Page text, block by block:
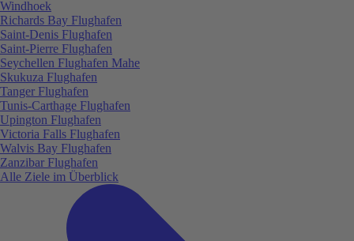
Windhoek
Richards Bay Flughafen
Saint-Denis Flughafen
Saint-Pierre Flughafen
Seychellen Flughafen Mahe
Skukuza Flughafen
Tanger Flughafen
Tunis-Carthage Flughafen
Upington Flughafen
Victoria Falls Flughafen
Walvis Bay Flughafen
Zanzibar Flughafen
Alle Ziele im Überblick